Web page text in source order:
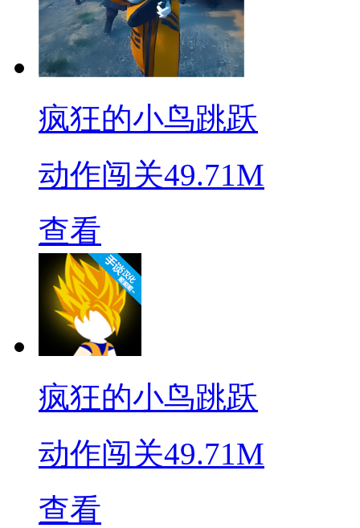
疯狂的小鸟跳跃
动作闯关49.71M
查看
疯狂的小鸟跳跃
动作闯关49.71M
查看